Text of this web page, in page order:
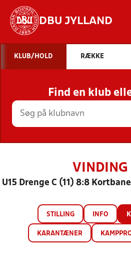
DBU JYLLAND
STILLINGER,
HOLD
KLUB/HOLD RÆKKE
Find en klub
VINDING
U15 Drenge C (11) 8:8
STILLING INFO
KARANTÆNER